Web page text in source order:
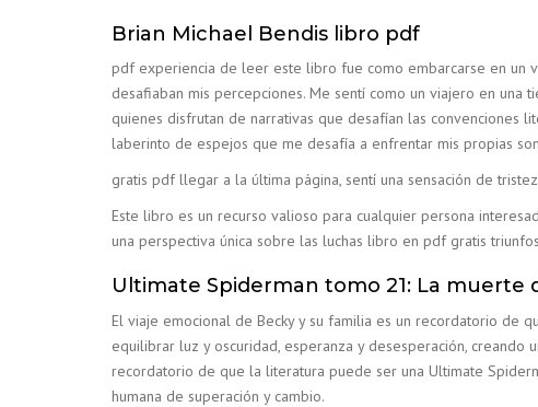
Brian Michael Bendis libro pdf
pdf experiencia de leer este libro fue como embarcarse en un
desafiaban mis percepciones. Me sentí como un viajero en
quienes disfrutan de narrativas que desafían las convenciones
laberinto de espejos que me desafía a enfrentar mis propias
gratis pdf llegar a la última página, sentí una sensación de
Este libro es un recurso valioso para cualquier persona
una perspectiva única sobre las luchas libro en pdf gratis
Ultimate Spiderman tomo 21: La muerte
El viaje emocional de Becky y su familia es un recordatorio de
equilibrar luz y oscuridad, esperanza y desesperación,
recordatorio de que la literatura puede ser una Ultimate
humana de superación y cambio.